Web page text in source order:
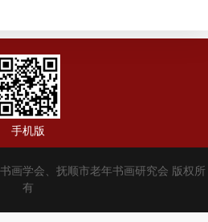
手机版
画学会、抚顺市老年书画研究会 版权所
有